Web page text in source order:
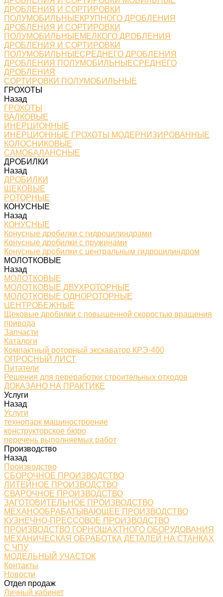
ДРОБЛЕНИЯ И СОРТИРОВКИ
ПОЛУМОБИЛЬНЫЕКРУПНОГО ДРОБЛЕНИЯ
ДРОБЛЕНИЯ И СОРТИРОВКИ
ПОЛУМОБИЛЬНЫЕМЕЛКОГО ДРОБЛЕНИЯ
ДРОБЛЕНИЯ И СОРТИРОВКИ
ПОЛУМОБИЛЬНЫЕСРЕДНЕГО ДРОБЛЕНИЯ
ДРОБЛЕНИЯ ПОЛУМОБИЛЬНЫЕСРЕДНЕГО
ДРОБЛЕНИЯ
СОРТИРОВКИ ПОЛУМОБИЛЬНЫЕ
ГРОХОТЫ
Назад
ГРОХОТЫ
ВАЛКОВЫЕ
ИНЕРЦИОННЫЕ
ИНЕРЦИОННЫЕ ГРОХОТЫ МОДЕРНИЗИРОВАННЫЕ
КОЛОСНИКОВЫЕ
САМОБАЛАНСНЫЕ
ДРОБИЛКИ
Назад
ДРОБИЛКИ
ЩЕКОВЫЕ
РОТОРНЫЕ
КОНУСНЫЕ
Назад
КОНУСНЫЕ
Конусные дробилки с гидроцилиндрами
Конусные дробилки с пружинами
Конусные дробилки с центральным гидроцилиндром
МОЛОТКОВЫЕ
Назад
МОЛОТКОВЫЕ
МОЛОТКОВЫЕ ДВУХРОТОРНЫЕ
МОЛОТКОВЫЕ ОДНОРОТОРНЫЕ
ЦЕНТРОБЕЖНЫЕ
Щековые дробилки с повышенной скоростью вращения
привода
Запчасти
Каталоги
Компактный роторный экскаватор КРЭ-400
ОПРОСНЫЙ ЛИСТ
Питатели
Решения для переработки строительных отходов
ДОКАЗАНО НА ПРАКТИКЕ
Услуги
Назад
Услуги
технопарк машиностроение
конструкторское бюро
перечень выполняемых работ
Производство
Назад
Производство
СБОРОЧНОЕ ПРОИЗВОДСТВО
ЛИТЕЙНОЕ ПРОИЗВОДСТВО
СВАРОЧНОЕ ПРОИЗВОДСТВО
ЗАГОТОВИТЕЛЬНОЕ ПРОИЗВОДСТВО
МЕХАНООБРАБАТЫВАЮЩЕЕ ПРОИЗВОДСТВО
КУЗНЕЧНО-ПРЕССОВОЕ ПРОИЗВОДСТВО
ПРОИЗВОДСТВО ГОРНОШАХТНОГО ОБОРУДОВАНИЯ
МЕХАНИЧЕСКАЯ ОБРАБОТКА ДЕТАЛЕЙ НА СТАНКАХ
С ЧПУ
МОДЕЛЬНЫЙ УЧАСТОК
Контакты
Новости
Отдел продаж
Личный кабинет